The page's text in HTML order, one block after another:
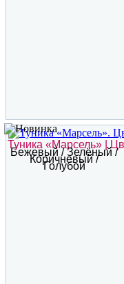
Туника «Марсель» |
Бежевый / Зелёный /
Коричневый /
Голубой